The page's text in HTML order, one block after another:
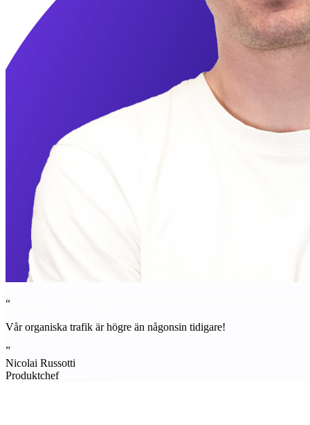
“
Vår organiska trafik är högre än någonsin tidigare!
”
Nicolai Russotti
Produktchef